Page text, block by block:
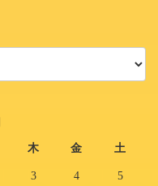
木 金 土
3 4 5